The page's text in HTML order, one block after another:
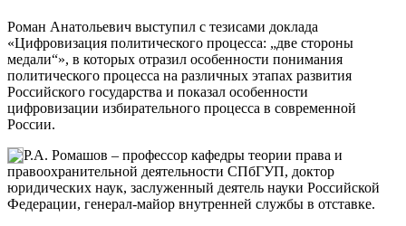
Роман Анатольевич выступил с тезисами доклада
«Цифровизация политического процесса: „две стороны
медали“», в которых отразил особенности понимания
политического процесса на различных этапах развития
Российского государства и показал особенности
цифровизации избирательного процесса в современной
России.
Р.А. Ромашов – профессор кафедры теории права и
правоохранительной деятельности СПбГУП, доктор
юридических наук, заслуженный деятель науки Российской
Федерации, генерал-майор внутренней службы в отставке.